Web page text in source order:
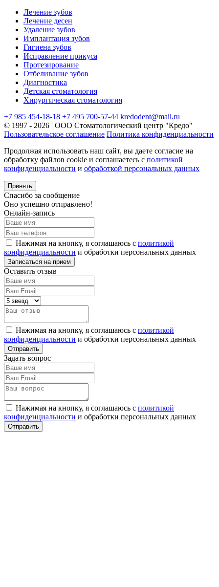
Лечение зубов
Лечение десен
Удаление зубов
Имплантация зубов
Гигиена зубов
Исправление прикуса
Протезирование
Отбеливание зубов
Диагностика
Детская стоматология
Хирургическая стоматология
+7 985 454-18-18 +7 495 700-57-44 kredodent@mail.ru
© 1997 - 2026 | ООО Стоматологический центр "Кредо"
Пользовательское соглашение Политика конфиденциальности
Продолжая использовать наш сайт, вы даете согласие на
обработку файлов cookie и соглашаетесь с политикой
конфиденциальности и обработкой персональных данных
Принять
Спасибо за сообщение
Оно успешно отправлено!
Онлайн-запись
Нажимая на кнопку, я соглашаюсь с политикой
конфиденциальности и обработки персональных данных
Оставить отзыв
Нажимая на кнопку, я соглашаюсь с политикой
конфиденциальности и обработки персональных данных
Задать вопрос
Нажимая на кнопку, я соглашаюсь с политикой
конфиденциальности и обработки персональных данных